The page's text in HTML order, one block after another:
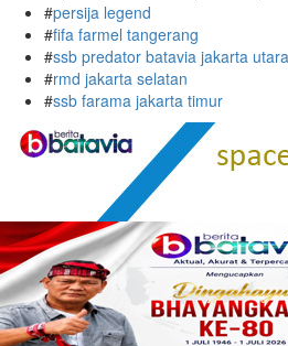
#persija legend
#fifa farmel tangerang
#ssb predator batavia jakarta utara
#rmd jakarta selatan
#ssb farama jakarta timur